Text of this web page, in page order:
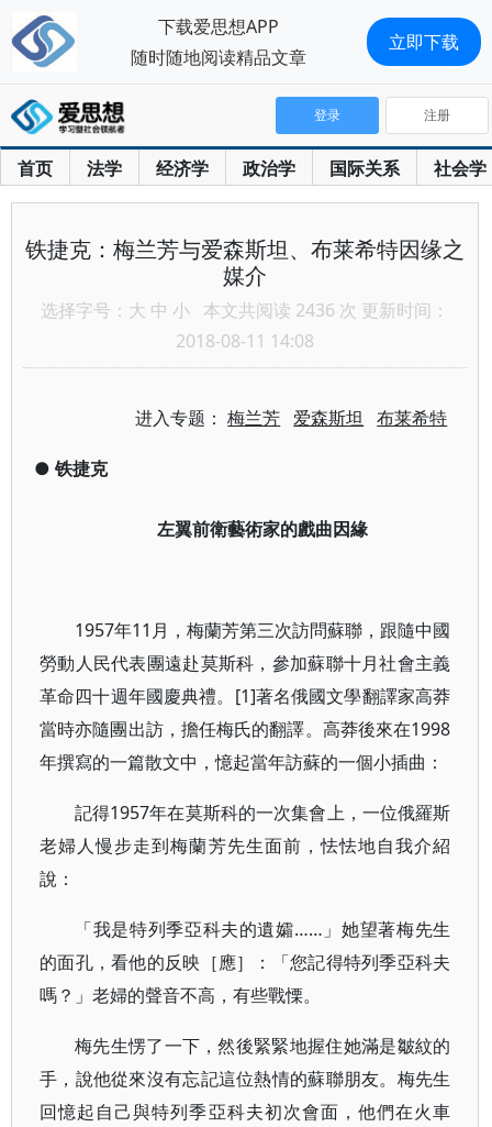
首页 法学 经济学 政治学 国际关系 社会学
登录 注册
铁捷克：梅兰芳与爱森斯坦、布莱希特因缘之
媒介
选择字号： 大 中 小 本文共阅读 2436 次 更新时间：
2018-08-11 14:08
进入专题：梅兰芳 爱森斯坦 布莱希特
● 铁捷克
左翼前衛藝術家的戲曲因緣
1957年11月，梅蘭芳第三次訪問蘇聯，跟隨中國
勞動人民代表團遠赴莫斯科，參加蘇聯十月社會主義
革命四十週年國慶典禮。[1]著名俄國文學翻譯家高莽
當時亦隨團出訪，擔任梅氏的翻譯。高莽後來在1998
年撰寫的一篇散文中，憶起當年訪蘇的一個小插曲：
記得1957年在莫斯科的一次集會上，一位俄羅斯
老婦人慢步走到梅蘭芳先生面前，怯怯地自我介紹
說：
「我是特列季亞科夫的遺孀……」她望著梅先生
的面孔，看他的反映［應］：「您記得特列季亞科夫
嗎？」老婦的聲音不高，有些戰慄。
梅先生愣了一下，然後緊緊地握住她滿是皺紋的
手，說他從來沒有忘記這位熱情的蘇聯朋友。梅先生
回憶起自己與特列季亞科夫初次會面，他們在火車
下载爱思想APP
随时随地阅读精品文章
立即下载